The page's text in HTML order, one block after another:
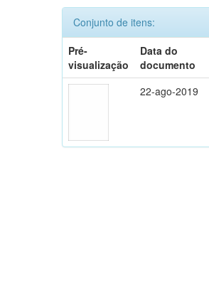
Conjunto de itens:
Pré-
visualização
Data do
documento
22-ago-2019